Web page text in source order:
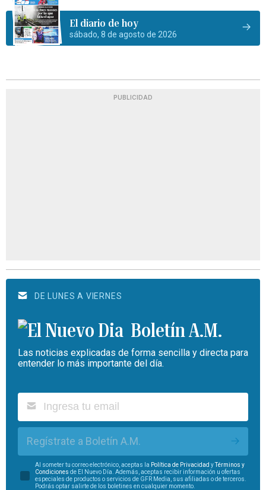
El diario de hoy
sábado, 8 de agosto de 2026
PUBLICIDAD
DE LUNES A VIERNES
Boletín A.M.
Las noticias explicadas de forma sencilla y directa para
entender lo más importante del día.
Regístrate a Boletín A.M.
Al someter tu correo electrónico, aceptas la Política de Privacidad yTérminos y
Condiciones de El Nuevo Día. Además, aceptas recibir información u ofertas
especiales de productos o servicios de GFR Media, sus afiliadas o de terceros.
Podrás optar salirte de los boletines en cualquier momento.